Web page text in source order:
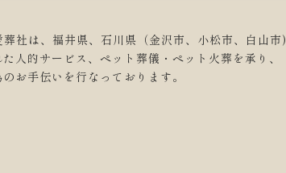
社は、福井県、石川県（金沢市、小松市、白山市)
人的サービス、ペット葬儀・ペット火葬を承り、
お手伝いを行なっております。